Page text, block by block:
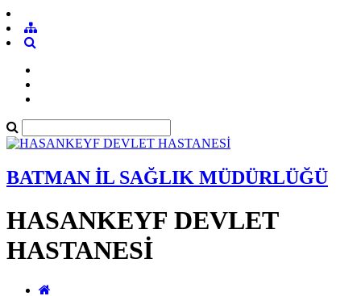
BATMAN İL SAĞLIK MÜDÜRLÜĞÜ
HASANKEYF DEVLET
HASTANESİ